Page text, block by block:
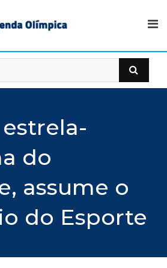
do
assume o
do Esporte